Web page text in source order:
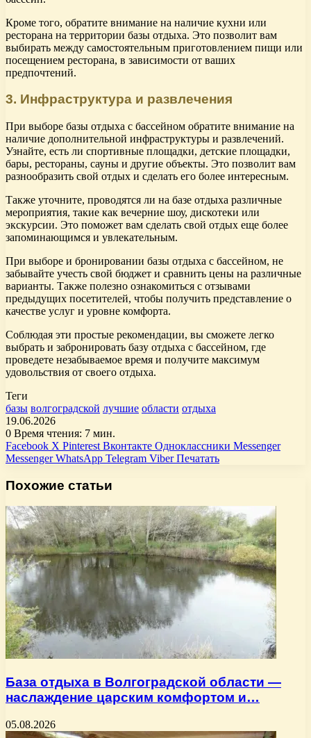
Кроме того, обратите внимание на наличие кухни или
ресторана на территории базы отдыха. Это позволит вам
выбирать между самостоятельным приготовлением пищи или
посещением ресторана, в зависимости от ваших
предпочтений.
3. Инфраструктура и развлечения
При выборе базы отдыха с бассейном обратите внимание на
наличие дополнительной инфраструктуры и развлечений.
Узнайте, есть ли спортивные площадки, детские площадки,
бары, рестораны, сауны и другие объекты. Это позволит вам
разнообразить свой отдых и сделать его более интересным.
Также уточните, проводятся ли на базе отдыха различные
мероприятия, такие как вечерние шоу, дискотеки или
экскурсии. Это поможет вам сделать свой отдых еще более
запоминающимся и увлекательным.
При выборе и бронировании базы отдыха с бассейном, не
забывайте учесть свой бюджет и сравнить цены на различные
варианты. Также полезно ознакомиться с отзывами
предыдущих посетителей, чтобы получить представление о
качестве услуг и уровне комфорта.
Соблюдая эти простые рекомендации, вы сможете легко
выбрать и забронировать базу отдыха с бассейном, где
проведете незабываемое время и получите максимум
удовольствия от своего отдыха.
Теги
базы волгоградской лучшие области отдыха
19.06.2026
0 Время чтения: 7 мин.
Facebook X Pinterest Вконтакте Одноклассники Messenger
Messenger WhatsApp Telegram Viber Печатать
Похожие статьи
База отдыха в Волгоградской области —
наслаждение царским комфортом и…
05.08.2026